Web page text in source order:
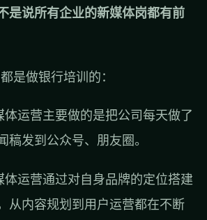
是说所有企业的新媒体岗都有前
是做银行培训的：
运营主要做的是把公司每天做了
稿发到公众号、朋友圈。
体运营通过对自身品牌的定位搭建
从内容规划到用户运营都在不断